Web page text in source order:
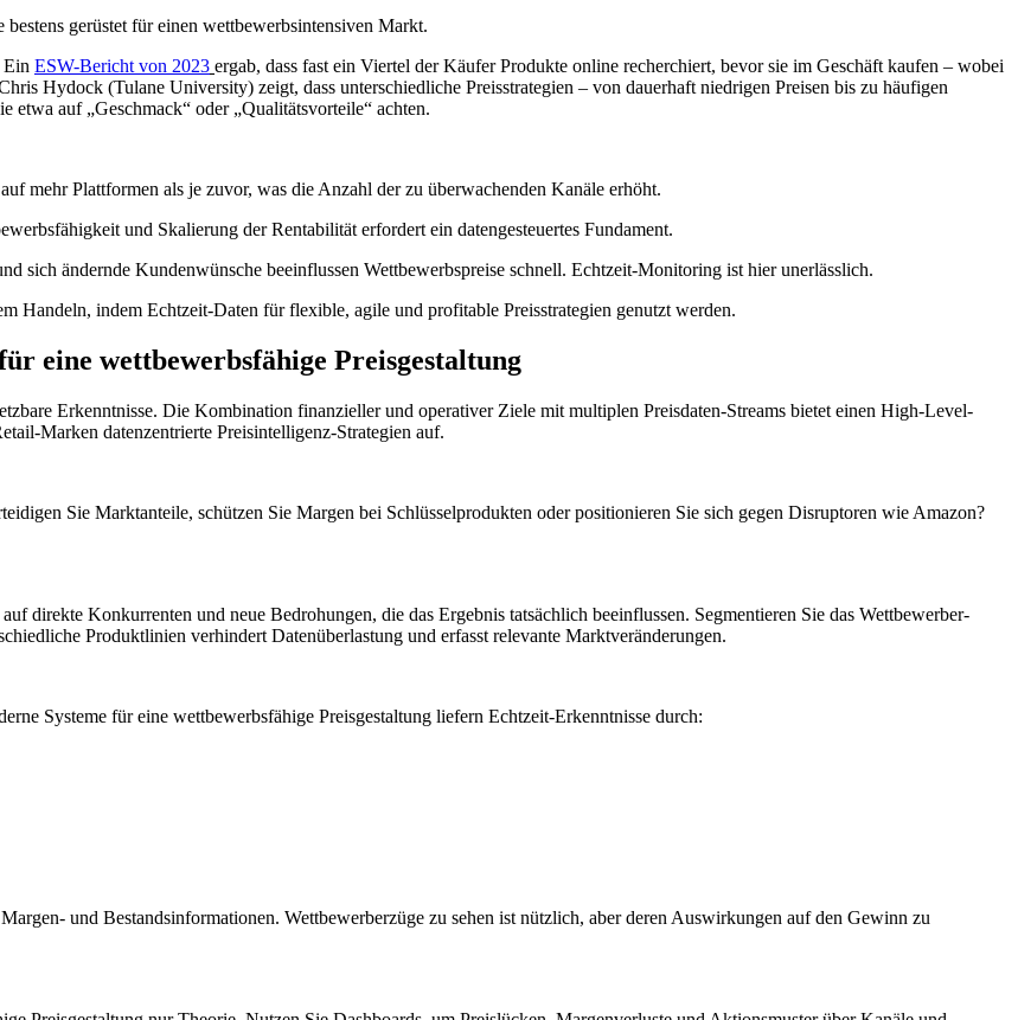
gerüstet für einen wettbewerbsintensiven Markt.
Ein ESW-Bericht von 2023 ergab, dass fast ein Viertel der Käufer Produkte online recherchiert, bevor sie im Geschäft kaufen – wobei
Hydock (Tulane University) zeigt, dass unterschiedliche Preisstrategien – von dauerhaft niedrigen Preisen bis zu häufigen
etwa auf „Geschmack“ oder „Qualitätsvorteile“ achten.
mehr Plattformen als je zuvor, was die Anzahl der zu überwachenden Kanäle erhöht.
und Skalierung der Rentabilität erfordert ein datengesteuertes Fundament.
sich ändernde Kundenwünsche beeinflussen Wettbewerbspreise schnell. Echtzeit-Monitoring ist hier unerlässlich.
Handeln, indem Echtzeit-Daten für flexible, agile und profitable Preisstrategien genutzt werden.
eine wettbewerbsfähige Preisgestaltung
Erkenntnisse. Die Kombination finanzieller und operativer Ziele mit multiplen Preisdaten-Streams bietet einen High-Level-
Marken datenzentrierte Preisintelligenz-Strategien auf.
Sie Marktanteile, schützen Sie Margen bei Schlüsselprodukten oder positionieren Sie sich gegen Disruptoren wie Amazon?
direkte Konkurrenten und neue Bedrohungen, die das Ergebnis tatsächlich beeinflussen. Segmentieren Sie das Wettbewerber-
Produktlinien verhindert Datenüberlastung und erfasst relevante Marktveränderungen.
Systeme für eine wettbewerbsfähige Preisgestaltung liefern Echtzeit-Erkenntnisse durch:
und Bestandsinformationen. Wettbewerberzüge zu sehen ist nützlich, aber deren Auswirkungen auf den Gewinn zu